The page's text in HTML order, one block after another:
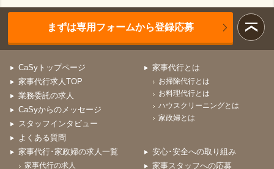
まずは専用フォームから登録応募
CaSyトップページ
家事代行求人TOP
業務委託の求人
CaSyからのメッセージ
スタッフインタビュー
よくある質問
家事代行とは
お掃除代行とは
お料理代行とは
ハウスクリーニングとは
家政婦とは
家事代行･家政婦の求人一覧
家事代行の求人
安心･安全への取り組み
家事スタッフへの応募